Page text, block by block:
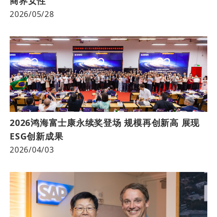
2026/05/28
2026鸿海富士康永续奖登场 规模再创新高 展现
ESG创新成果
2026/04/03